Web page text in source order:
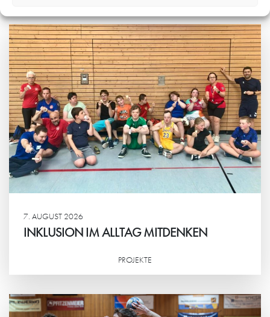
7. AUGUST 2026
INKLUSION IM ALLTAG MITDENKEN
PROJEKTE